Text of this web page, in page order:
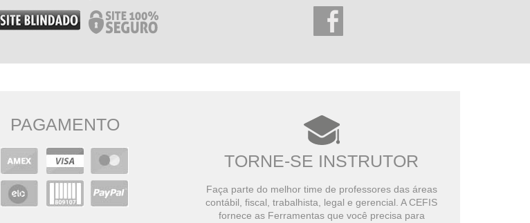
PAGAMENTO
TORNE-SE INSTRUTOR
Faça parte do melhor time de professores das áreas
contábil, fiscal, trabalhista, legal e gerencial. A CEFIS
fornece as Ferramentas que você precisa para